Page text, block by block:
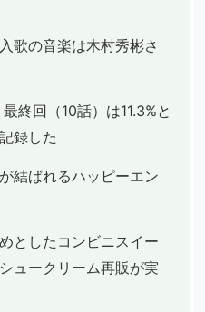
歌の音楽は木村秀彬さ
終回（10話）は11.3%と
録した
結ばれるハッピーエン
としたコンビニスイー
ュークリーム再販が実